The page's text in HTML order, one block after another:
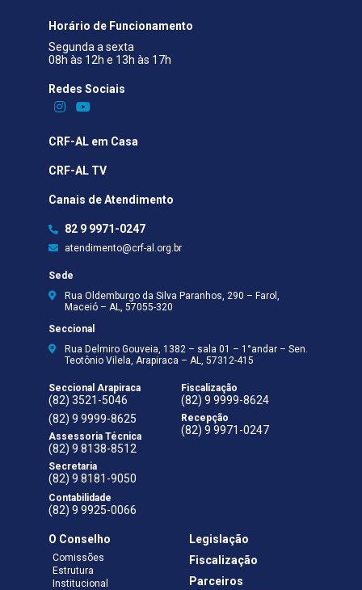
Horário de Funcionamento
Segunda a sexta
08h às 12h e 13h às 17h
Redes Sociais​
CRF-AL em Casa
CRF-AL TV
Canais de Atendimento
82 9 9971-0247
atendimento@crf-al.org.br
Sede
Rua Oldemburgo da Silva Paranhos, 290 – Farol,
Maceió – AL, 57055-320
Seccional
Rua Delmiro Gouveia, 1382 – sala 01 – 1°andar – Sen.
Teotônio Vilela, Arapiraca – AL, 57312-415
Seccional Arapiraca
(82) 3521-5046
(82) 9 9999-8625
Assessoria Técnica
(82) 9 8138-8512
Secretaria
(82) 9 8181-9050
Contabilidade
(82) 9 9925-0066
Fiscalização
(82) 9 9999-8624
Recepção
(82) 9 9971-0247
O Conselho
Comissões
Estrutura
Institucional
Legislação
Fiscalização
Parceiros